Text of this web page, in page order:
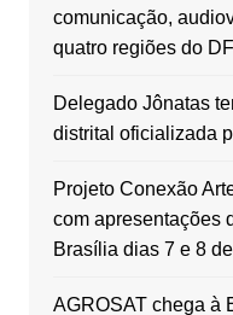
comunicação,
quatro regiões do DF
Delegado Jônatas
distrital oficializada
Projeto Conexão
com apresentações
Brasília dias 7 e 8
AGROSAT chega à